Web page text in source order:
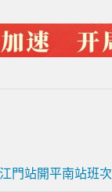
門站開平南站班次